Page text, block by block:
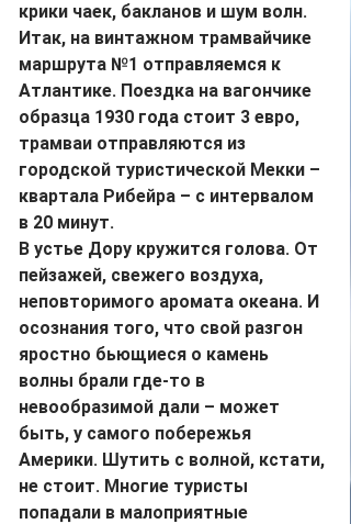
крики чаек, бакланов и шум волн.
Итак, на винтажном трамвайчике
маршрута №1 отправляемся к
Атлантике. Поездка на вагончике
образца 1930 года стоит 3 евро,
трамваи отправляются из
городской туристической Мекки –
квартала Рибейра – с интервалом
в 20 минут.
В устье Дору кружится голова. От
пейзажей, свежего воздуха,
неповторимого аромата океана. И
осознания того, что свой разгон
яростно бьющиеся о камень
волны брали где-то в
невообразимой дали – может
быть, у самого побережья
Америки. Шутить с волной, кстати,
не стоит. Многие туристы
попадали в малоприятные